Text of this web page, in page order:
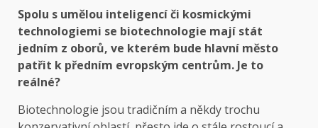
Spolu s umělou inteligencí či kosmickými
technologiemi se biotechnologie mají stát
jedním z oborů, ve kterém bude hlavní město
patřit k předním evropským centrům. Je to
reálné?
Biotechnologie jsou tradičním a někdy trochu